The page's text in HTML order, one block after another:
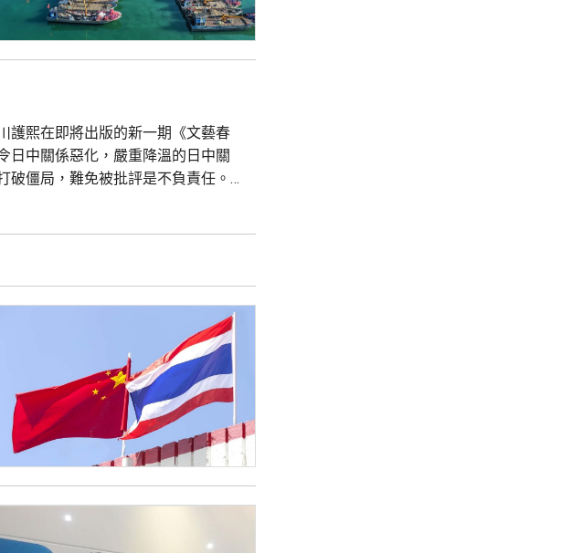
護熙在即將出版的新一期《文藝春
日中關係惡化，嚴重降溫的日中關
破僵局，難免被批評是不負責任。
在處理對美中的距離感和如何保